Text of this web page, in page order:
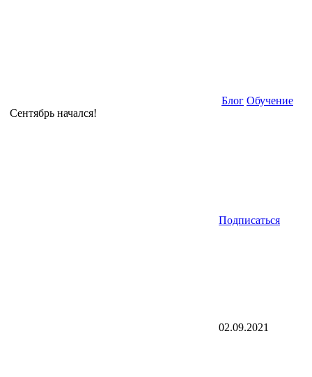
Блог Обучение
Сентябрь начался!
Подписаться
02.09.2021